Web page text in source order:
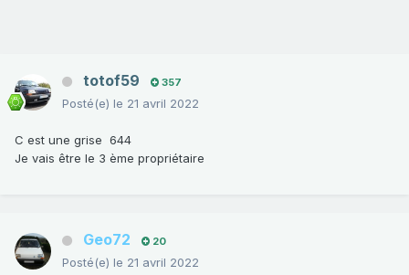
totof59 357
Posté(e) le 21 avril 2022
C est une grise 644
Je vais être le 3 ème propriétaire
Geo72 20
Posté(e) le 21 avril 2022